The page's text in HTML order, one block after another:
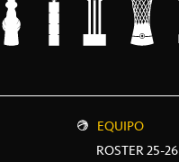
EQUIPO
ROSTER 25-26